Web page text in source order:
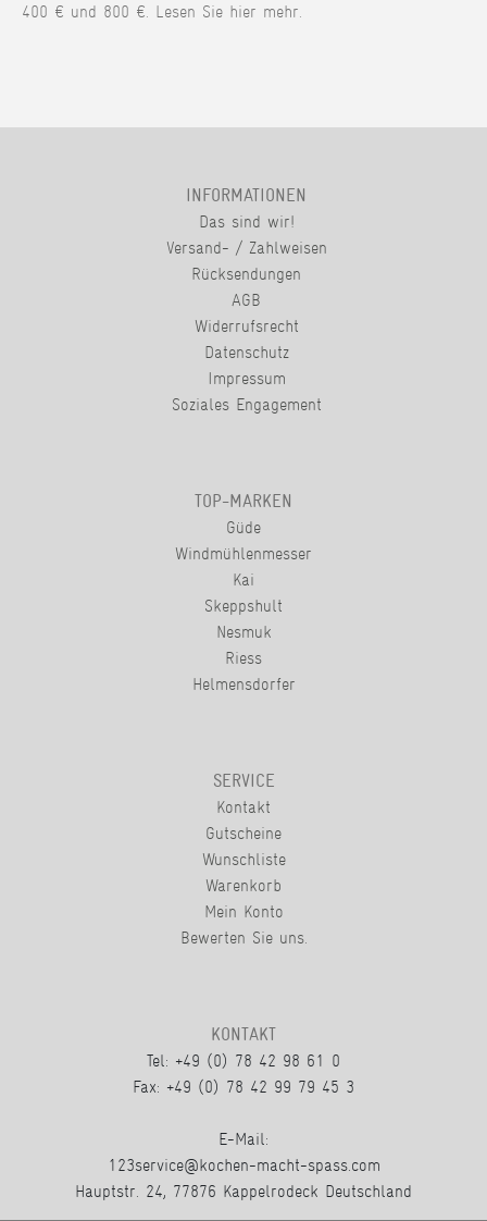
400 € und 800 €. Lesen Sie hier mehr.
INFORMATIONEN
Das sind wir!
Versand- / Zahlweisen
Rücksendungen
AGB
Widerrufsrecht
Datenschutz
Impressum
Soziales Engagement
TOP-MARKEN
Güde
Windmühlenmesser
Kai
Skeppshult
Nesmuk
Riess
Helmensdorfer
SERVICE
Kontakt
Gutscheine
Wunschliste
Warenkorb
Mein Konto
Bewerten Sie uns.
KONTAKT
Tel: +49 (0) 78 42 98 61 0
Fax: +49 (0) 78 42 99 79 45 3
E-Mail:
123service@kochen-macht-spass.com
Hauptstr. 24, 77876 Kappelrodeck Deutschland